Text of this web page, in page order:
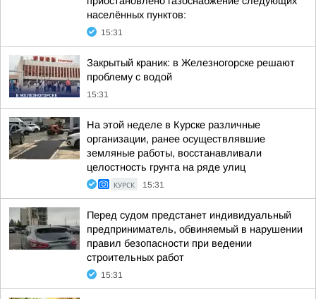
населённых пунктов:
15:31
Закрытый краник: в Железногорске решают
проблему с водой
15:31
На этой неделе в Курске различные
организации, ранее осуществлявшие
земляные работы, восстанавливали
целостность грунта на ряде улиц
КУРСК 15:31
Перед судом предстанет индивидуальный
предприниматель, обвиняемый в нарушении
правил безопасности при ведении
строительных работ
15:31